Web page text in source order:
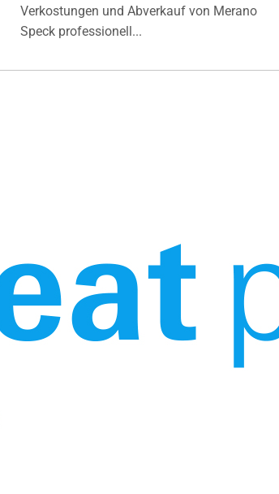
Verkostungen und Abverkauf von Merano
Speck professionell...